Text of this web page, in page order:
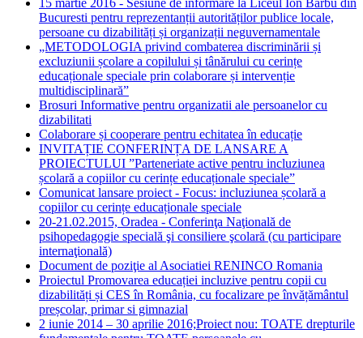
Bucuresti pentru reprezentanții autorităților publice locale,
persoane cu dizabilități și organizații neguvernamentale
„METODOLOGIA privind combaterea discriminării și
excluziunii școlare a copilului și tânărului cu cerințe
educaționale speciale prin colaborare și intervenție
multidisciplinară”
Brosuri Informative pentru organizatii ale persoanelor cu
dizabilitati
Colaborare și cooperare pentru echitatea în educație
INVITAȚIE CONFERINȚA DE LANSARE A
PROIECTULUI ”Parteneriate active pentru incluziunea
școlară a copiilor cu cerințe educaționale speciale”
Comunicat lansare proiect - Focus: incluziunea școlară a
copiilor cu cerințe educaționale speciale
20-21.02.2015, Oradea - Conferinţa Naţională de
psihopedagogie specială şi consiliere şcolară (cu participare
internaţională)
Document de poziţie al Asociatiei RENINCO Romania
Proiectul Promovarea educației incluzive pentru copii cu
dizabilități și CES în România, cu focalizare pe învățământul
preșcolar, primar si gimnazial
2 iunie 2014 – 30 aprilie 2016;Proiect nou: TOATE drepturile